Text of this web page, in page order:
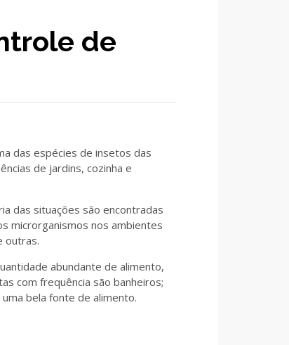
de
das espécies de insetos das
de jardins, cozinha e
das situações são encontradas
microrganismos nos ambientes
outras.
abundante de alimento,
com frequência são banheiros;
bela fonte de alimento.